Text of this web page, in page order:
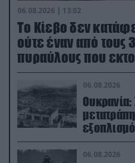
06.08.2026 | 13:02
Το Κίεβο δεν
ούτε έναν από τους
πυραύλους που
του
06.08.2026
Ουκρανία:
Κίεβο
πλήγματα
06.08.2026